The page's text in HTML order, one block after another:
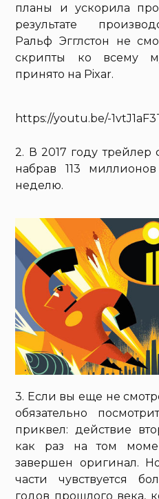
планы и ускорила
результате
Ральф Эгглстон не
скрипты ко всему
принято на Pixar.
https://youtu.be/-
2. В 2017 году
набрав 113
неделю.
3. Если вы еще не
обязательно
приквел: действие
как раз на том
завершен оригинал.
части чувствуется
годов прошлого века,